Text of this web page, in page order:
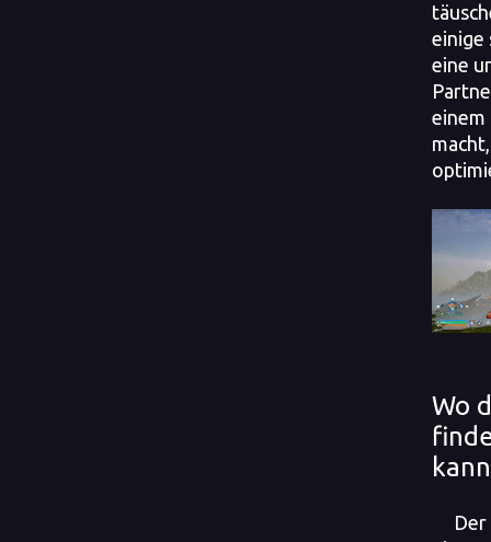
einige
eine
einem
Wo